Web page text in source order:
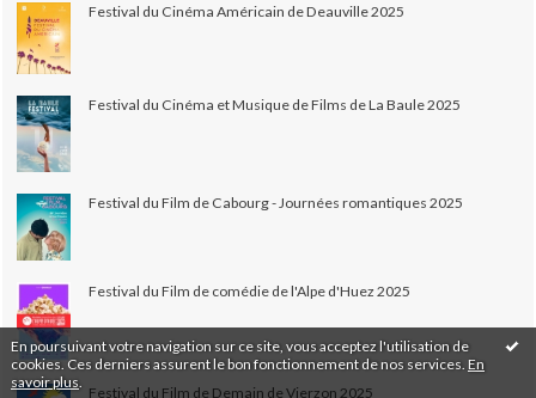
En poursuivant votre navigation sur ce site, vous acceptez l'utilisation de
cookies. Ces derniers assurent le bon fonctionnement de nos services. En
savoir plus
Festival du Cinéma Américain de Deauville 2025
Festival du Cinéma et Musique de Films de La Baule 2025
Festival du Film de Cabourg - Journées romantiques 2025
Festival du Film de comédie de l'Alpe d'Huez 2025
Festival du Film de Demain de Vierzon 2025